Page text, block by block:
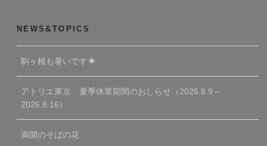
NEWS&TOPICS
駒ヶ根も暑いです☀
アトリエ東京 夏季休業期間のおしらせ（2026.8.9～
2026.8.16）
満開のそばの花